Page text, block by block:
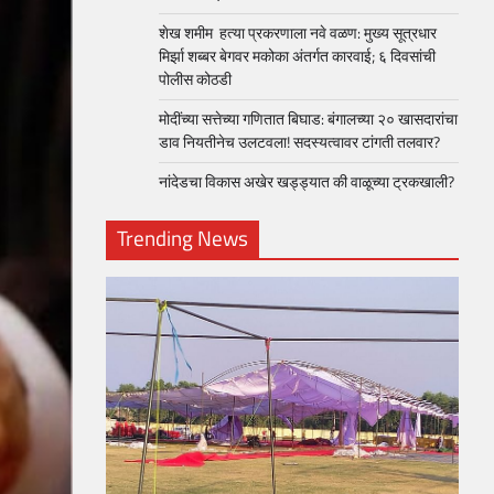
शेख शमीम हत्या प्रकरणाला नवे वळण: मुख्य सूत्रधार
मिर्झा शब्बर बेगवर मकोका अंतर्गत कारवाई; ६ दिवसांची
पोलीस कोठडी
मोदींच्या सत्तेच्या गणितात बिघाड: बंगालच्या २० खासदारांचा
डाव नियतीनेच उलटवला! सदस्यत्वावर टांगती तलवार?
नांदेडचा विकास अखेर खड्ड्यात की वाळूच्या ट्रकखाली?
Trending News
Skills